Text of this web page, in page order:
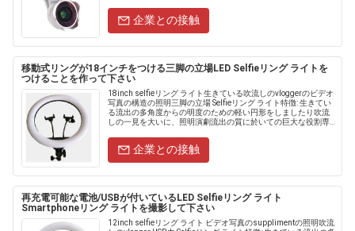
企業との接触
移動式リングが18インチをつける三脚の立場LED Selfieリング ライトを
つけることを作って下さい
18inch selfieリング ライト生きている吹流しのvloggerのビデオ
写真の構造の照明三脚の立場 Selfieリング ライト特徴: 生きてい
る流出の多角度からの明度のための軽い円形をしましたり吹流
しの一見を大いに、照明演劇流出の質に於いての巨大な役割専
企業との接触
再充電可能な電池/USBが付いているLED Selfieリング ライト
Smartphoneリング ライトを撮影して下さい
12inch selfieリング ライト ビデオ写真のsupplimentの照明吹流